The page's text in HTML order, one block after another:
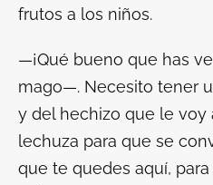
frutos a los niños.
—¡Qué bueno que has
mago—. Necesito tener
y del hechizo que le voy
lechuza para que se
que te quedes aquí,